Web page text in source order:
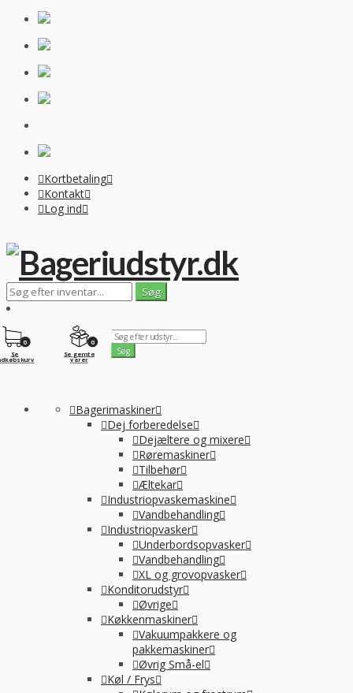
Kortbetaling
Kontakt
Log ind
0
Se gemte
varer
0
Se
Bagerimaskiner
Dej forberedelse
Dejæltere og mixere
Røremaskiner
Tilbehør
Æltekar
Industriopvaskemaskine
Vandbehandling
Industriopvasker
Underbordsopvasker
Vandbehandling
XL og grovopvasker
Konditorudstyr
Øvrige
Køkkenmaskiner
Vakuumpakkere og
pakkemaskiner
Øvrig Små-el
Køl / Frys